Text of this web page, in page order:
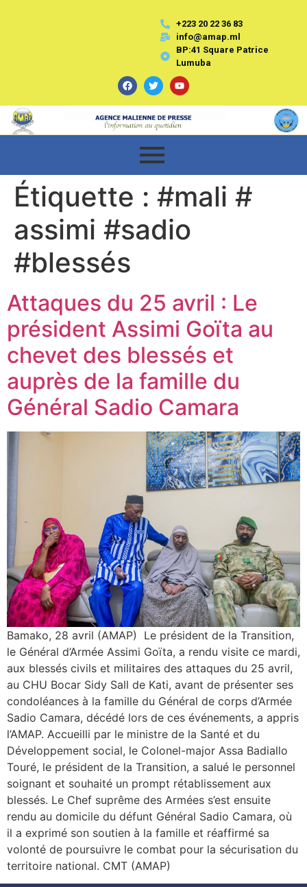
+223 20 22 36 83
info@amap.ml
BP:41 Square Patrice
Lumuba
Étiquette : #mali #
assimi #sadio
#blessés
Attaques du 25 avril : Le
président Assimi Goïta au
chevet des blessés et
auprès de la famille du
Général Sadio Camara
Bamako, 28 avril (AMAP) Le président de la Transition,
le Général d’Armée Assimi Goïta, a rendu visite ce mardi,
aux blessés civils et militaires des attaques du 25 avril,
au CHU Bocar Sidy Sall de Kati, avant de présenter ses
condoléances à la famille du Général de corps d’Armée
Sadio Camara, décédé lors de ces événements, a appris
l’AMAP. Accueilli par le ministre de la Santé et du
Développement social, le Colonel-major Assa Badiallo
Touré, le président de la Transition, a salué le personnel
soignant et souhaité un prompt rétablissement aux
blessés. Le Chef suprême des Armées s’est ensuite
rendu au domicile du défunt Général Sadio Camara, où
il a exprimé son soutien à la famille et réaffirmé sa
volonté de poursuivre le combat pour la sécurisation du
territoire national. CMT (AMAP)